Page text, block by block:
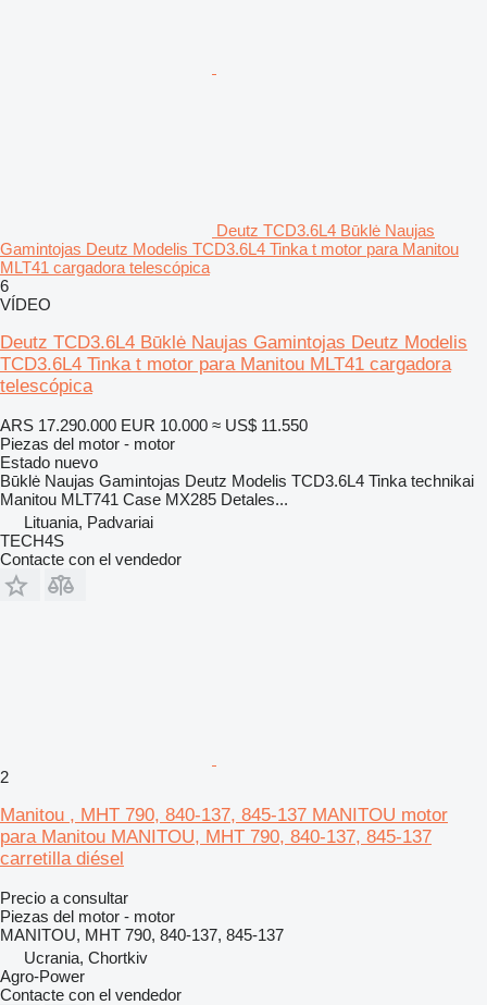
Deutz TCD3.6L4 Būklė Naujas
Gamintojas Deutz Modelis TCD3.6L4 Tinka t motor para Manitou
MLT41 cargadora telescópica
6
VÍDEO
Deutz TCD3.6L4 Būklė Naujas Gamintojas Deutz Modelis
TCD3.6L4 Tinka t motor para Manitou MLT41 cargadora
telescópica
ARS 17.290.000 EUR 10.000 ≈ US$ 11.550
Piezas del motor - motor
Estado nuevo
Būklė Naujas Gamintojas Deutz Modelis TCD3.6L4 Tinka technikai
Manitou MLT741 Case MX285 Detales...
Lituania, Padvariai
TECH4S
Contacte con el vendedor
2
Manitou , MHT 790, 840-137, 845-137 MANITOU motor
para Manitou MANITOU, MHT 790, 840-137, 845-137
carretilla diésel
Precio a consultar
Piezas del motor - motor
MANITOU, MHT 790, 840-137, 845-137
Ucrania, Chortkiv
Agro-Power
Contacte con el vendedor